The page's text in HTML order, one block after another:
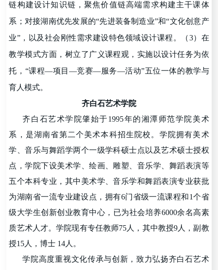
链构建设计知识链 ，聚焦价值链高端需求构建主干课体
系 ； 对接湖南优先发展的“先进装备制造业”和“文化创意产
业”，以及社会刚性需求建设特色领域设计课程 。（3）在
教学模式方面， 树立了广义课程观，实施以设计任务为依
托 ， “课程—项目 —竞赛—服务—活动”五位一体的教学与
育人模式。
齐白石艺术学院
齐白石艺术学院肇始于1995年的湘潭师范学院美术
系，是湖南省第二个美术本科招生院校。学院拥有美术
学、音乐与舞蹈学两个一级学科硕士点以及艺术硕士授权
点，学院下设美术学、绘画、雕塑、音乐学、舞蹈表演等
五个本科专业，其中美术学、音乐学和舞蹈表演专业获批
为湖南省一流专业建设点，拥有6门省级一流课程和1个省
级大学生创新创业教育中心，已为社会培养6000余名高素
质艺术人才。学院现有专任教师75人，其中教授9人，副教
授1 5人，博士 14人。
学院高度重视文化传承与创新，致力弘扬齐白石艺术